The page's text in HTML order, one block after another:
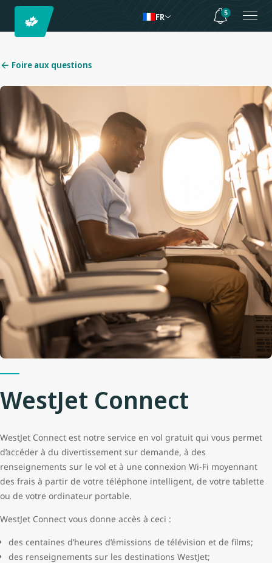
FR 5
Foire aux questions
WestJet Connect
WestJet Connect est notre service en vol gratuit qui vous permet
d’accéder à du divertissement sur demande, à des
renseignements sur le vol et à une connexion Wi-Fi moyennant
des frais à partir de votre téléphone intelligent, de votre tablette
ou de votre ordinateur portable.
WestJet Connect vous donne accès à ceci :
des centaines d’heures d’émissions de télévision et de films;
des renseignements sur les destinations WestJet;